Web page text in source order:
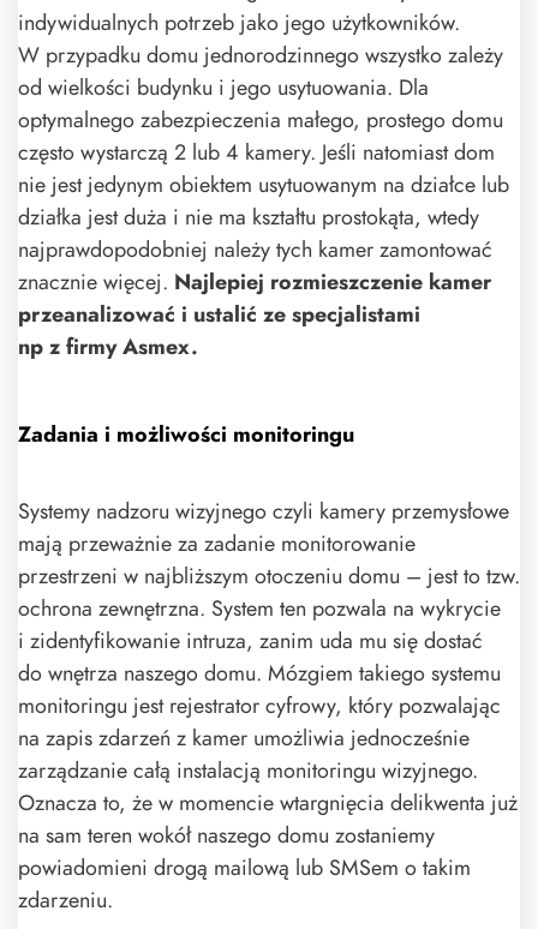
indywidualnych potrzeb jako jego użytkowników.
W przypadku domu jednorodzinnego wszystko zależy
od wielkości budynku i jego usytuowania. Dla
optymalnego zabezpieczenia małego, prostego domu
często wystarczą 2 lub 4 kamery. Jeśli natomiast dom
nie jest jedynym obiektem usytuowanym na działce lub
działka jest duża i nie ma kształtu prostokąta, wtedy
najprawdopodobniej należy tych kamer zamontować
znacznie więcej. Najlepiej rozmieszczenie kamer
przeanalizować i ustalić ze specjalistami
np z firmy Asmex.
Zadania i możliwości monitoringu
Systemy nadzoru wizyjnego czyli kamery przemysłowe
mają przeważnie za zadanie monitorowanie
przestrzeni w najbliższym otoczeniu domu – jest to tzw.
ochrona zewnętrzna. System ten pozwala na wykrycie
i zidentyfikowanie intruza, zanim uda mu się dostać
do wnętrza naszego domu. Mózgiem takiego systemu
monitoringu jest rejestrator cyfrowy, który pozwalając
na zapis zdarzeń z kamer umożliwia jednocześnie
zarządzanie całą instalacją monitoringu wizyjnego.
Oznacza to, że w momencie wtargnięcia delikwenta już
na sam teren wokół naszego domu zostaniemy
powiadomieni drogą mailową lub SMSem o takim
zdarzeniu.